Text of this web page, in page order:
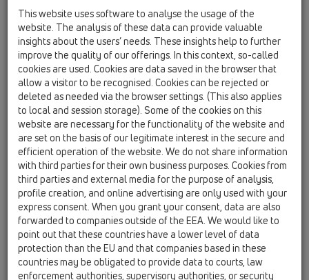
Avusturyalı aile şirketi
1950'den beri sorunsuz
drenaj sağlıyor
Montajcılar, planlamacılar, mimarlar ve
toptancılar için güçlü ortak
1950 yılında Leopold Hutterer ve Viktor Lechner kimya
endüstrisi ve su tesisatçılari için hammaddesi kurşundan olan
ürünler üretmek üzere bir şirket kurdu. O zamanlardaki şartlar
şirketin oluşumu için bu sektörlerin gerek teknik gerekse ticari
anlamdaki çok yönlü isteklerini yerine getirebilecek
düzeydeydi.
Küçük bir imalethanede üretime başlandı, birkaç yıl sonra
bugünkü şirket merkezinin bulunduğu fabrika arsası satın
This website uses software to analyse the usage of the
website. The analysis of these data can provide valuable
insights about the users’ needs. These insights help to further
improve the quality of our offerings. In this context, so-called
cookies are used. Cookies are data saved in the browser that
allow a visitor to be recognised. Cookies can be rejected or
deleted as needed via the browser settings. (This also applies
to local and session storage). Some of the cookies on this
website are necessary for the functionality of the website and
are set on the basis of our legitimate interest in the secure and
efficient operation of the website. We do not share information
with third parties for their own business purposes. Cookies from
third parties and external media for the purpose of analysis,
profile creation, and online advertising are only used with your
express consent. When you grant your consent, data are also
forwarded to companies outside of the EEA. We would like to
point out that these countries have a lower level of data
protection than the EU and that companies based in these
countries may be obligated to provide data to courts, law
enforcement authorities, supervisory authorities, or security